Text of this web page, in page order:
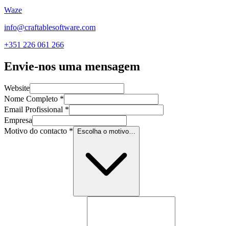
Waze
info@craftablesoftware.com
+351 226 061 266
Envie-nos uma mensagem
Website
Nome Completo *
Email Profissional *
Empresa
Motivo do contacto * Escolha o motivo…